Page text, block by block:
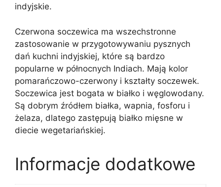
indyjskie.
Czerwona soczewica ma wszechstronne
zastosowanie w przygotowywaniu pysznych
dań kuchni indyjskiej, które są bardzo
popularne w północnych Indiach. Mają kolor
pomarańczowo-czerwony i kształty soczewek.
Soczewica jest bogata w białko i węglowodany.
Są dobrym źródłem białka, wapnia, fosforu i
żelaza, dlatego zastępują białko mięsne w
diecie wegetariańskiej.
Informacje dodatkowe